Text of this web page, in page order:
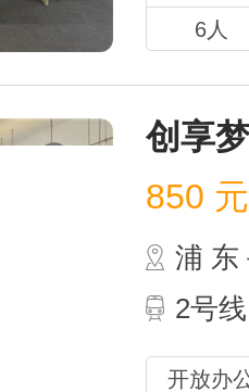
6人
创享
850
浦 东
2号
开放办